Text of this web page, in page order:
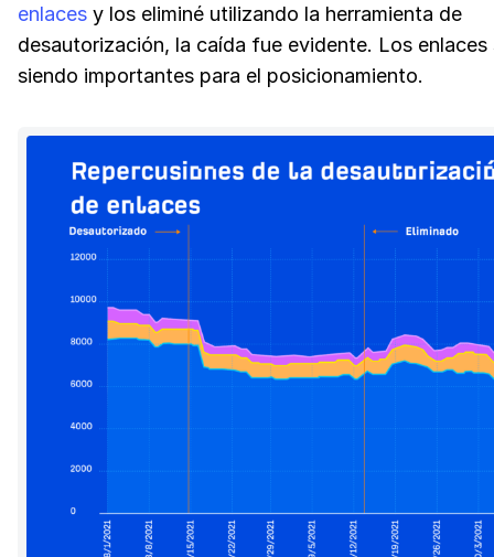
enlaces y los eliminé utilizando la herramienta de
desautorización, la caída fue evidente. Los enlaces
siendo importantes para el posicionamiento.